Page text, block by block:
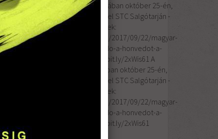
A Magyar Kupa 7. fordulójában október 25-én,
vélhetően 13:30 kezdéssel STC Salgótarján -
Vác FC # STCVAC Részletek:
http://www.mlsz.hu/blog/2017/09/22/magyar-
kupa-kisvardan-a-cimvedo-a-honvedot-a-
budaors-fogadja/ http://bit.ly/2xWis61 A
Magyar Kupa 7. fordulójában október 25-én,
vélhetően 13:30 kezdéssel STC Salgótarján -
Vác FC # STCVAC Részletek:
http://www.mlsz.hu/blog/2017/09/22/magyar-
kupa-kisvardan-a-cimvedo-a-honvedot-a-
budaors-fogadja/ http://bit.ly/2xWis61